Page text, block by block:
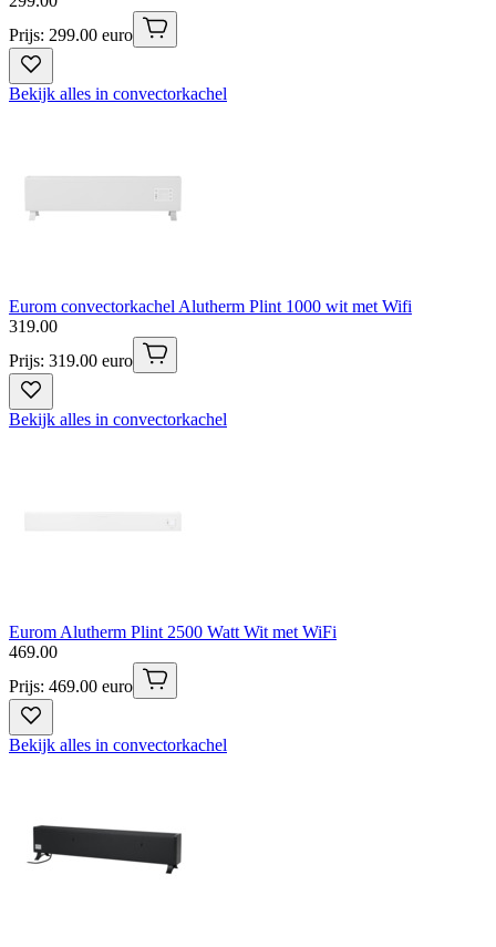
Prijs: 299.00 euro
Bekijk alles in convectorkachel
Eurom convectorkachel Alutherm Plint 1000 wit met Wifi
319.00
Prijs: 319.00 euro
Bekijk alles in convectorkachel
Eurom Alutherm Plint 2500 Watt Wit met WiFi
469.00
Prijs: 469.00 euro
Bekijk alles in convectorkachel